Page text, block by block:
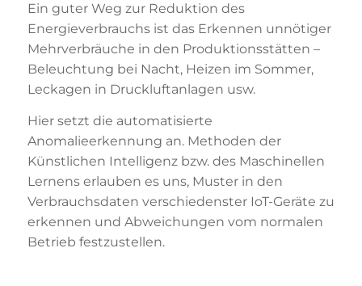
Ein guter Weg zur Reduktion des
Energieverbrauchs ist das Erkennen unnötiger
Mehrverbräuche in den Produktionsstätten –
Beleuchtung bei Nacht, Heizen im Sommer,
Leckagen in Druckluftanlagen usw.
Hier setzt die automatisierte
Anomalieerkennung an. Methoden der
Künstlichen Intelligenz bzw. des Maschinellen
Lernens erlauben es uns, Muster in den
Verbrauchsdaten verschiedenster IoT-Geräte zu
erkennen und Abweichungen vom normalen
Betrieb festzustellen.